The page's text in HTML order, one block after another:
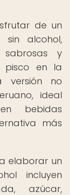
de un
sin alcohol,
sabrosas y
pisco en la
versión no
ideal
bebidas
más
elaborar un
incluyen
azúcar,